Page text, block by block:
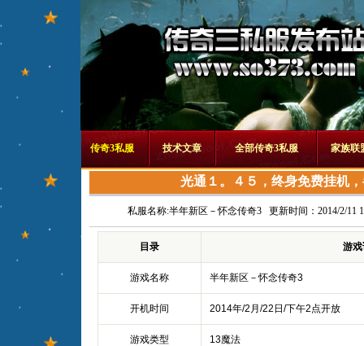
传奇3私服 技术文章 全部传奇3私服 家族联
光通１。４５，终身免费挂机
私服名称:半年新区－怀念传奇3更新时间：2014/2/11
目录 游
游戏名称 半年新区－怀念传奇3
开机时间 2014年/2月/22日/下午2点开放
游戏类型 13魔法